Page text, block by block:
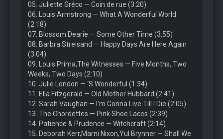
05. Juliette Gréco — Coin de rue (3:20)
06. Louis Armstrong — What A Wonderful World
(2:18)
07. Blossom Dearie — Some Other Time (3:55)
08. Barbra Streisand — Happy Days Are Here Again
(3:04)
09. Louis Prima,The Witnesses — Five Months, Two
Weeks, Two Days (2:10)
10. Julie London — ‘S Wonderful (1:34)
11. Ella Fitzgerald — Old Mother Hubbard (2:41)
12. Sarah Vaughan — I’m Gonna Live Till I Die (2:05)
13. The Chordettes — Pink Shoe Laces (2:39)
14. Patience & Prudence — Witchcraft (2:14)
15. Deborah Kerr,Marni Nixon,Yul Brynner — Shall We